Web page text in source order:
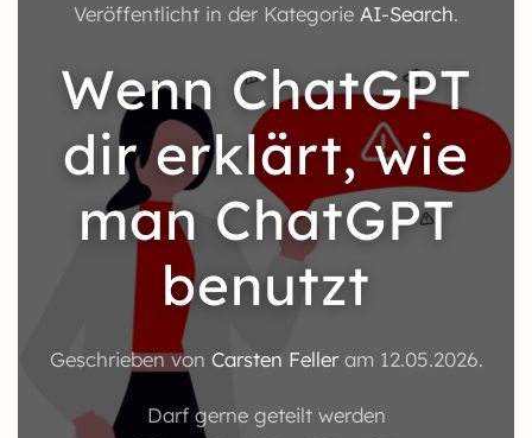
Veröffentlicht in der Kategorie AI-Search.
Wenn ChatGPT
dir erklärt, wie
man ChatGPT
benutzt
Geschrieben von Carsten Felleram 12.05.2026.
Darf gerne geteilt werden